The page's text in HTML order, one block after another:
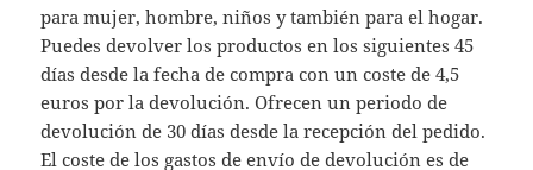
para mujer, hombre, niños y también para el hogar.
Puedes devolver los productos en los siguientes 45
días desde la fecha de compra con un coste de 4,5
euros por la devolución. Ofrecen un periodo de
devolución de 30 días desde la recepción del pedido.
El coste de los gastos de envío de devolución es de